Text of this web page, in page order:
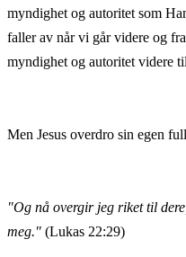
myndighet og autoritet som
faller av når vi går videre og
myndighet og autoritet videre til
Men Jesus overdro sin egen
"Og nå overgir jeg riket til
meg." (Lukas 22:29)